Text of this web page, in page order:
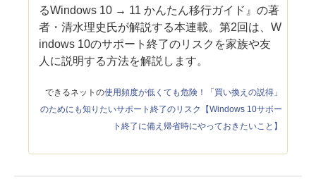
るWindows 10 → 11 かんたん移行ガイド』の著
者・清水理史氏が解説する本連載。第2回は、W
indows 10のサポート終了のリスクを家族や友
人に説明する方法を解説します。
できるネットの使用頻度が低くても危険！「買い換えの説得」
のためにも知りたいサポート終了のリスク【Windows 10サポー
ト終了に備え帰省時にやっておきたいこと】